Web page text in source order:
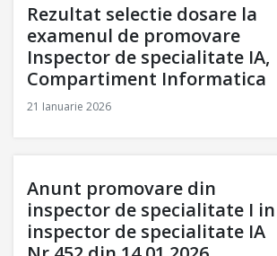
Rezultat selectie dosare la
examenul de promovare
Inspector de specialitate IA,
Compartiment Informatica
21 Ianuarie 2026
Anunt promovare din
inspector de specialitate I in
inspector de specialitate IA